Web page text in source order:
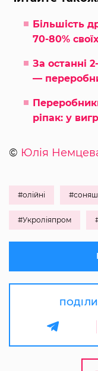
Більшість
70-80%
За останні
—
ріпак: у
© Юлія
#олійні
#Укроліяпром